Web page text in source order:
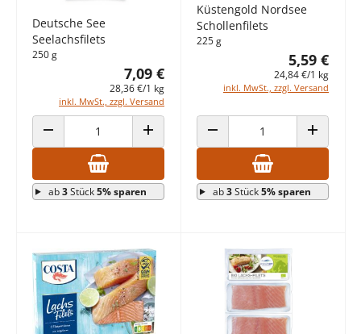
Deutsche See
Seelachsfilets
250 g
7,09 €
28,36 €/1 kg
inkl. MwSt., zzgl. Versand
ANZAHL VERRINGERN ANZAHL ERHÖHEN
ab3Stück5% sparen
Küstengold Nordsee
Schollenfilets
225 g
5,59 €
24,84 €/1 kg
inkl. MwSt., zzgl. Versand
ANZAHL VERRINGERN ANZAHL
ab3Stück5% sparen